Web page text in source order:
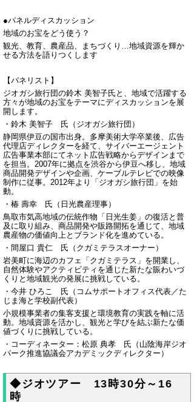
●パネルディスカッション
地域のお宝をどう使う？
観光、教育、農産品、まちづくり…地域資源を輝か
せる方法を語りつくします
【パネリスト】
ジオガシ旅行団の鈴木 美智子氏と、地域で活躍する
方々が地域のお宝をテーマにディスカッションを展
開します。
・鈴木 美智子 氏（ジオガシ旅行団）
静岡県伊豆の国市出身。多摩美術大学卒業後、広告
代理店ディレクターを経て、サイバーエージェント
広告事業本部にてネット広告戦略からデザインまで
を担当。2007年に拠点を渋谷から伊豆へ移し、地域
商品開発デザインや企画、ケーブルテレビでの映像
制作に従事。2012年より「ジオガシ旅行団」を始
動。
・椿 壽幸 氏（日光農産理事）
鳥取市気高地域の伝統作物「日光生姜」の復活と普
及に取り組み、商品開発や販路開拓を通じて、地域
農産物の価値向上とブランド化を進めている。
・間屋口 貴仁 氏（クガミテラスオーナー）
岩美町に海辺のカフェ「クガミテラス」を開業し、
自然体験やアクティビティを通じた新たな賑わいづ
くりと地域観光の発展に挑戦している。
・今井 ひろこ 氏（コムサポートオフィス代表／た
じま海と学校副代表）
小規模事業者の集客支援と環境教育の実践を軸に活
動。地域資源を活かし、観光と学びを結ぶ新たな価
値づくりに挑戦している。
・コーディネーター：松原 典孝 氏（山陰海岸ジオ
パーク推進協議会アカデミックディレクター）
◆ジオツアー 13時30分～16
時